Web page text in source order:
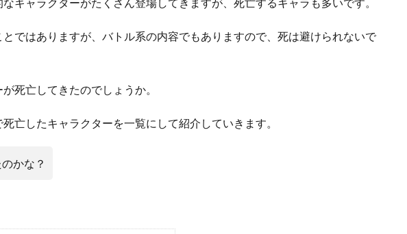
なキャラクターがたくさん登場してきますが、死亡するキャラも多いです。
ではありますが、バトル系の内容でもありますので、死は避けられないで
死亡してきたのでしょうか。
亡したキャラクターを一覧にして紹介していきます。
かな？